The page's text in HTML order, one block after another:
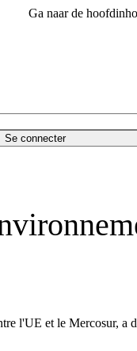
Ga naar de
Se connecter
l'UE et le Mercosur, a